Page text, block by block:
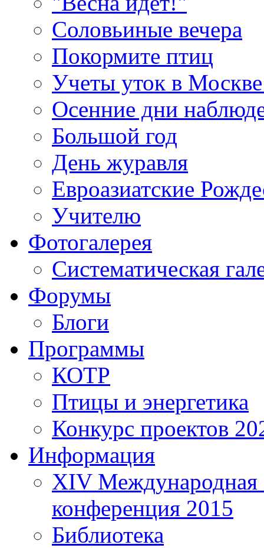
Соловьиные вечера
Покормите птиц
Учеты уток в
Осенние дни
Большой год
День журавля
Евроазиатские
Учителю
Фотогалерея
Систематическая
Форумы
Блоги
Программы
КОТР
Птицы и энергетика
Конкурс проектов
Информация
XIV Международная
конференция 2015
Библиотека